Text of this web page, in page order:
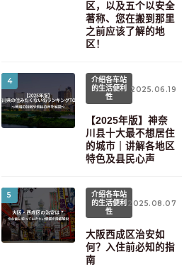
区，以及五个以安全
著称、您在搬到那里
之前应该了解的地
区！
4
介绍各车站
的生活便利
性
2025.06.19
【2025年版】神奈
川县十大最不想居住
的城市｜讲解各地区
特色及县民心声
5
介绍各车站
的生活便利
性
2025.08.07
大阪西成区治安如
何？入住前必知的指
南